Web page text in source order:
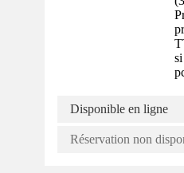
Disponible en ligne
Réservation non